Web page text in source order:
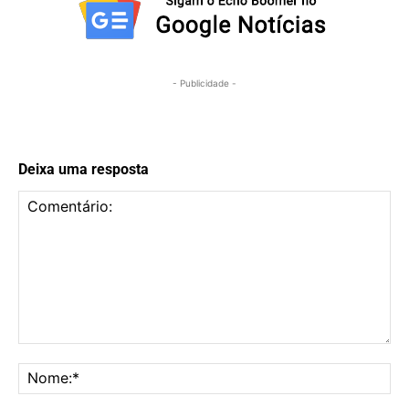
- Publicidade -
Deixa uma resposta